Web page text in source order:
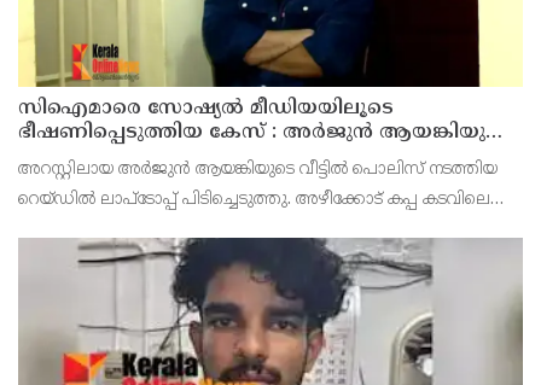
സിഐമാരെ സോഷ്യൽ മീഡിയയിലൂടെ
ഭീഷണിപ്പെടുത്തിയ കേസ് : അർജുൻ ആയങ്കിയുടെ
വീട്ടിൽ നിന്നും ലാപ്ടോപ്പ് പിടിച്ചെടുത്ത്‌ പോലീസ്
അറസ്റ്റിലായ അർജുൻ ആയങ്കിയുടെ വീട്ടിൽ പൊലിസ് നടത്തിയ
റെയ്ഡിൽ ലാപ്ടോപ്പ് പിടിച്ചെടുത്തു. അഴീക്കോട് കപ്പ കടവിലെ